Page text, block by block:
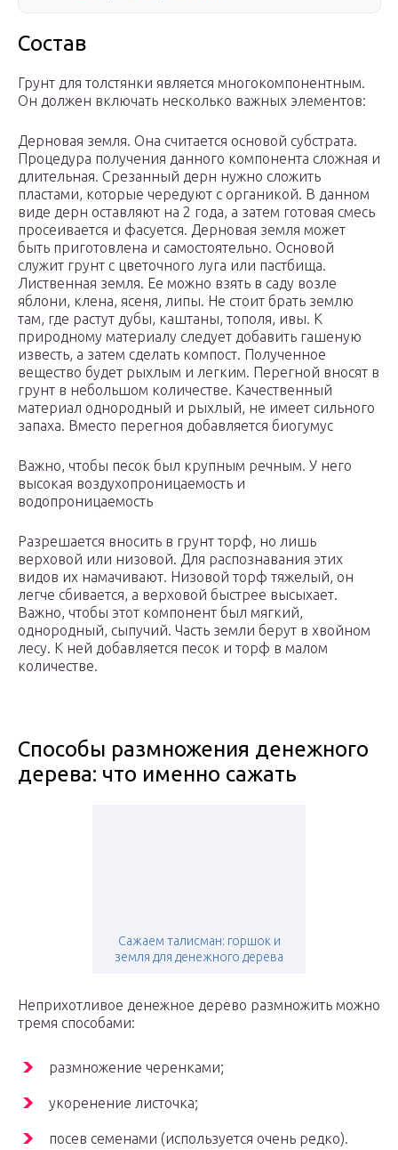
Состав
Грунт для толстянки является многокомпонентным.
Он должен включать несколько важных элементов:
Дерновая земля. Она считается основой субстрата.
Процедура получения данного компонента сложная и
длительная. Срезанный дерн нужно сложить
пластами, которые чередуют с органикой. В данном
виде дерн оставляют на 2 года, а затем готовая смесь
просеивается и фасуется. Дерновая земля может
быть приготовлена и самостоятельно. Основой
служит грунт с цветочного луга или пастбища.
Лиственная земля. Ее можно взять в саду возле
яблони, клена, ясеня, липы. Не стоит брать землю
там, где растут дубы, каштаны, тополя, ивы. К
природному материалу следует добавить гашеную
известь, а затем сделать компост. Полученное
вещество будет рыхлым и легким. Перегной вносят в
грунт в небольшом количестве. Качественный
материал однородный и рыхлый, не имеет сильного
запаха. Вместо перегноя добавляется биогумус
Важно, чтобы песок был крупным речным. У него
высокая воздухопроницаемость и
водопроницаемость
Разрешается вносить в грунт торф, но лишь
верховой или низовой. Для распознавания этих
видов их намачивают. Низовой торф тяжелый, он
легче сбивается, а верховой быстрее высыхает.
Важно, чтобы этот компонент был мягкий,
однородный, сыпучий. Часть земли берут в хвойном
лесу. К ней добавляется песок и торф в малом
количестве.
Способы размножения денежного
дерева: что именно сажать
Сажаем талисман: горшок и
земля для денежного дерева
Неприхотливое денежное дерево размножить можно
тремя способами:
размножение черенками;
укоренение листочка;
посев семенами (используется очень редко).